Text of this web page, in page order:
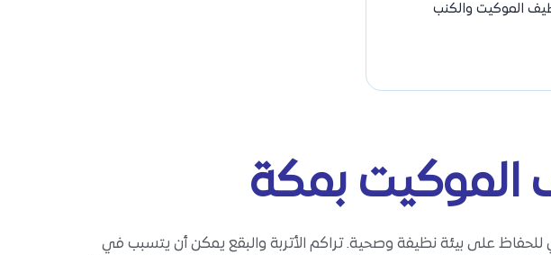
الموكيت والكنب
بمكة
على بيئة نظيفة وصحية. تراكم الأتربة والبقع يمكن أن يتسبب في